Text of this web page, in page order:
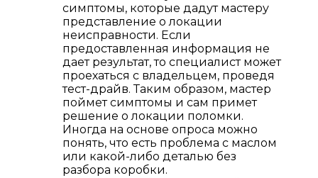
симптомы, которые дадут мастеру
представление о локации
неисправности. Если
предоставленная информация не
дает результат, то специалист может
проехаться с владельцем, проведя
тест-драйв. Таким образом, мастер
поймет симптомы и сам примет
решение о локации поломки.
Иногда на основе опроса можно
понять, что есть проблема с маслом
или какой-либо деталью без
разбора коробки.